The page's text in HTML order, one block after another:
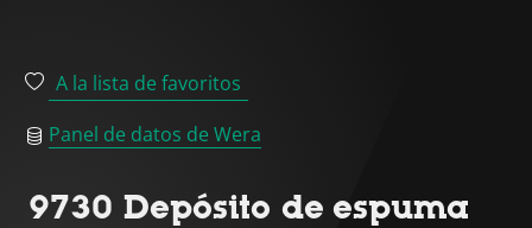
A la lista de favoritos
Panel de datos de Wera
9730 Depósito de espuma